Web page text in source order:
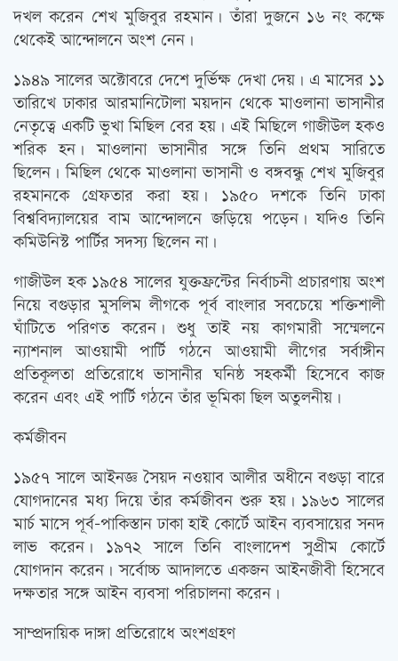
দখল করেন শেখ মুজিবুর রহমান। তাঁরা দুজনে ১৬ নং কক্ষে
থেকেই আন্দোলনে অংশ নেন।
১৯৪৯ সালের অক্টোবরে দেশে দুর্ভিক্ষ দেখা দেয়। এ মাসের ১১
তারিখে ঢাকার আরমানিটোলা ময়দান থেকে মাওলানা ভাসানীর
নেতৃত্বে একটি ভুখা মিছিল বের হয়। এই মিছিলে গাজীউল হকও
শরিক হন। মাওলানা ভাসানীর সঙ্গে তিনি প্রথম সারিতে
ছিলেন। মিছিল থেকে মাওলানা ভাসানী ও বঙ্গবন্ধু শেখ মুজিবুর
রহমানকে গ্রেফতার করা হয়। ১৯৫০ দশকে তিনি ঢাকা
বিশ্ববিদ্যালয়ের বাম আন্দোলনে জড়িয়ে পড়েন। যদিও তিনি
কমিউনিস্ট পার্টির সদস্য ছিলেন না।
গাজীউল হক ১৯৫৪ সালের যুক্তফ্রন্টের নির্বাচনী প্রচারণায় অংশ
নিয়ে বগুড়ার মুসলিম লীগকে পূর্ব বাংলার সবচেয়ে শক্তিশালী
ঘাঁটিতে পরিণত করেন। শুধু তাই নয় কাগমারী সম্মেলনে
ন্যাশনাল আওয়ামী পার্টি গঠনে আওয়ামী লীগের সর্বাঙ্গীন
প্রতিকূলতা প্রতিরোধে ভাসানীর ঘনিষ্ঠ সহকর্মী হিসেবে কাজ
করেন এবং এই পার্টি গঠনে তাঁর ভূমিকা ছিল অতুলনীয়।
কর্মজীবন
১৯৫৭ সালে আইনজ্ঞ সৈয়দ নওয়াব আলীর অধীনে বগুড়া বারে
যোগদানের মধ্য দিয়ে তাঁর কর্মজীবন শুরু হয়। ১৯৬৩ সালের
মার্চ মাসে পূর্ব-পাকিস্তান ঢাকা হাই কোর্টে আইন ব্যবসায়ের সনদ
লাভ করেন। ১৯৭২ সালে তিনি বাংলাদেশ সুপ্রীম কোর্টে
যোগদান করেন। সর্বোচ্চ আদালতে একজন আইনজীবী হিসেবে
দক্ষতার সঙ্গে আইন ব্যবসা পরিচালনা করেন।
সাম্প্রদায়িক দাঙ্গা প্রতিরোধে অংশগ্রহণ